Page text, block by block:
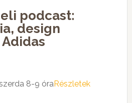
podcast:
design
8-9 óraRészletek